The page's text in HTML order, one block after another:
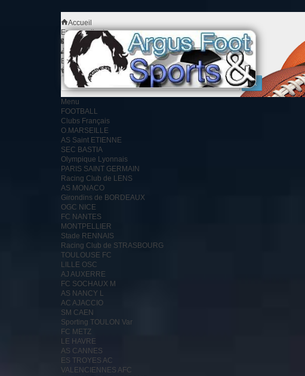
Accueil
Espace client
Contact
Plan du site
Bienvenue
Identifiez-vous
Votre compte
Votre panier 0produit0.00 €
Menu
FOOTBALL
Clubs Français
O.MARSEILLE
AS Saint ETIENNE
SEC BASTIA
Olympique Lyonnais
PARIS SAINT GERMAIN
Racing Club de LENS
AS MONACO
Girondins de BORDEAUX
OGC NICE
FC NANTES
MONTPELLIER
Stade RENNAIS
Racing Club de STRASBOURG
TOULOUSE FC
LILLE OSC
AJ AUXERRE
FC SOCHAUX M
AS NANCY L
AC AJACCIO
SM CAEN
Sporting TOULON Var
FC METZ
LE HAVRE
AS CANNES
ES TROYES AC
VALENCIENNES AFC